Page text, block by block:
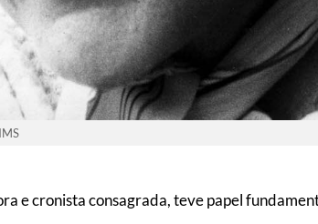
e cronista consagrada, teve papel